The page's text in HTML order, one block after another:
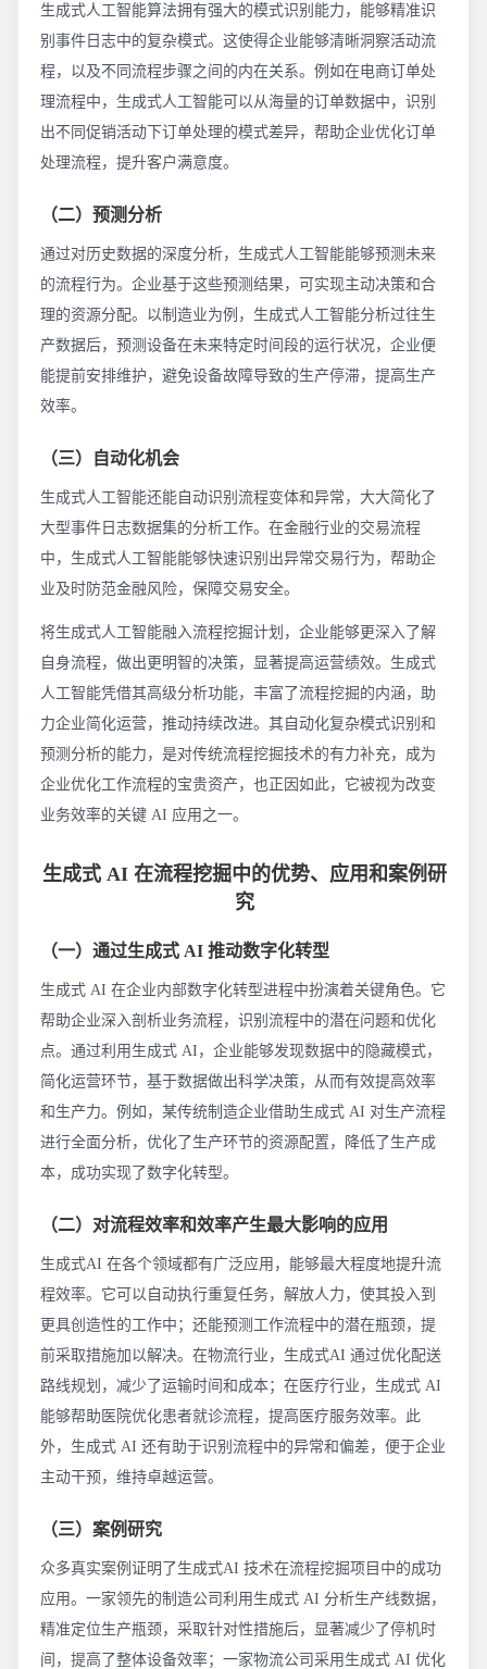
生成式人工智能算法拥有强大的模式识别能力，能够精准识
别事件日志中的复杂模式。这使得企业能够清晰洞察活动流
程，以及不同流程步骤之间的内在关系。例如在电商订单处
理流程中，生成式人工智能可以从海量的订单数据中，识别
出不同促销活动下订单处理的模式差异，帮助企业优化订单
处理流程，提升客户满意度。
（二）预测分析
通过对历史数据的深度分析，生成式人工智能能够预测未来
的流程行为。企业基于这些预测结果，可实现主动决策和合
理的资源分配。以制造业为例，生成式人工智能分析过往生
产数据后，预测设备在未来特定时间段的运行状况，企业便
能提前安排维护，避免设备故障导致的生产停滞，提高生产
效率。
（三）自动化机会
生成式人工智能还能自动识别流程变体和异常，大大简化了
大型事件日志数据集的分析工作。在金融行业的交易流程
中，生成式人工智能能够快速识别出异常交易行为，帮助企
业及时防范金融风险，保障交易安全。
将生成式人工智能融入流程挖掘计划，企业能够更深入了解
自身流程，做出更明智的决策，显著提高运营绩效。生成式
人工智能凭借其高级分析功能，丰富了流程挖掘的内涵，助
力企业简化运营，推动持续改进。其自动化复杂模式识别和
预测分析的能力，是对传统流程挖掘技术的有力补充，成为
企业优化工作流程的宝贵资产，也正因如此，它被视为改变
业务效率的关键 AI 应用之一。
生成式 AI 在流程挖掘中的优势、应用和案例研
究
（一）通过生成式 AI 推动数字化转型
生成式 AI 在企业内部数字化转型进程中扮演着关键角色。它
帮助企业深入剖析业务流程，识别流程中的潜在问题和优化
点。通过利用生成式 AI，企业能够发现数据中的隐藏模式，
简化运营环节，基于数据做出科学决策，从而有效提高效率
和生产力。例如，某传统制造企业借助生成式 AI 对生产流程
进行全面分析，优化了生产环节的资源配置，降低了生产成
本，成功实现了数字化转型。
（二）对流程效率和效率产生最大影响的应用
生成式AI 在各个领域都有广泛应用，能够最大程度地提升流
程效率。它可以自动执行重复任务，解放人力，使其投入到
更具创造性的工作中；还能预测工作流程中的潜在瓶颈，提
前采取措施加以解决。在物流行业，生成式AI 通过优化配送
路线规划，减少了运输时间和成本；在医疗行业，生成式 AI
能够帮助医院优化患者就诊流程，提高医疗服务效率。此
外，生成式 AI 还有助于识别流程中的异常和偏差，便于企业
主动干预，维持卓越运营。
（三）案例研究
众多真实案例证明了生成式AI 技术在流程挖掘项目中的成功
应用。一家领先的制造公司利用生成式 AI 分析生产线数据，
精准定位生产瓶颈，采取针对性措施后，显著减少了停机时
间，提高了整体设备效率；一家物流公司采用生成式 AI 优化